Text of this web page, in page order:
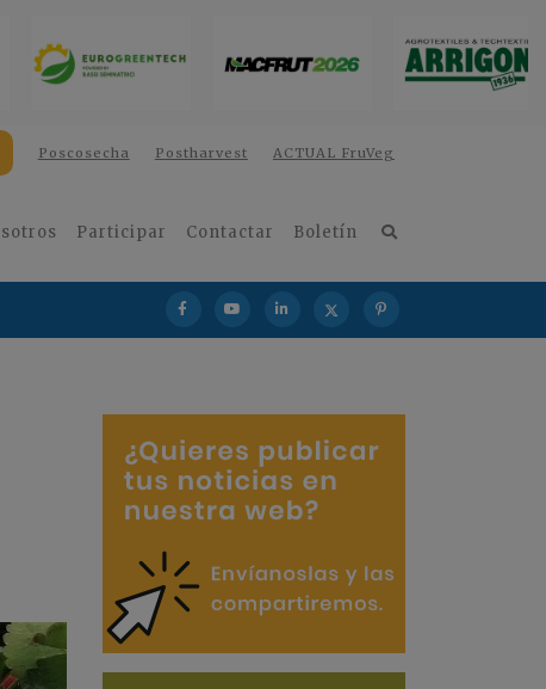
Poscosecha Postharvest ACTUAL FruVeg
Participar Contactar Boletín